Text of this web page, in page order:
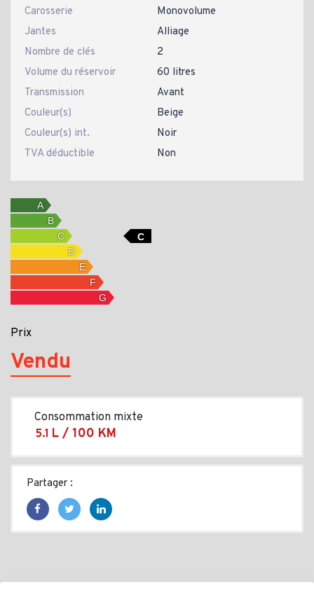
Carosserie
Monovolume
Jantes
Alliage
Nombre de clés
2
Volume du réservoir
60 litres
Transmission
Avant
Couleur(s)
Beige
Couleur(s) int.
Noir
TVA déductible
Non
C
Prix
Vendu
Consommation mixte
5.1 L / 100 KM
Partager :